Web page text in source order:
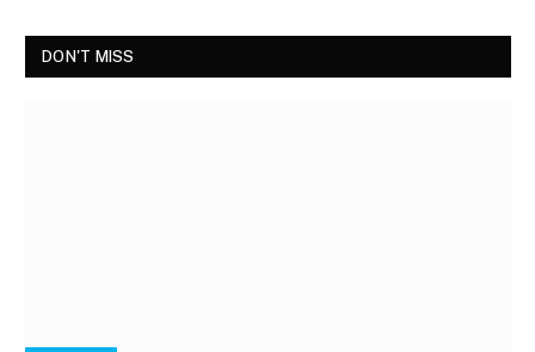
DON'T MISS